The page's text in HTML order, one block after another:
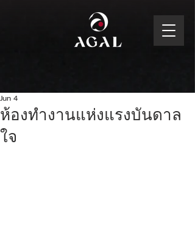
ห้องทำงานแห่งแรงบันดาล
ใจ
Jun 4